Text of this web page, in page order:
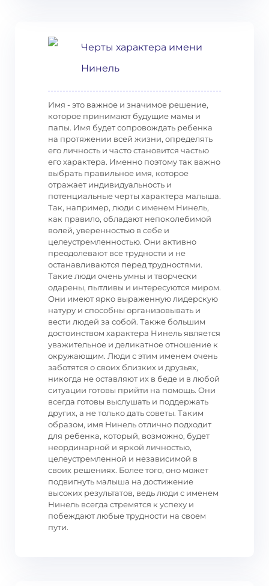
Черты характера имени
Нинель
Имя - это важное и значимое решение,
которое принимают будущие мамы и
папы. Имя будет сопровождать ребенка
на протяжении всей жизни, определять
его личность и часто становится частью
его характера. Именно поэтому так важно
выбрать правильное имя, которое
отражает индивидуальность и
потенциальные черты характера малыша.
Так, например, люди с именем Нинель,
как правило, обладают непоколебимой
волей, уверенностью в себе и
целеустремленностью. Они активно
преодолевают все трудности и не
останавливаются перед трудностями.
Такие люди очень умны и творчески
одарены, пытливы и интересуются миром.
Они имеют ярко выраженную лидерскую
натуру и способны организовывать и
вести людей за собой. Также большим
достоинством характера Нинель является
уважительное и деликатное отношение к
окружающим. Люди с этим именем очень
заботятся о своих близких и друзьях,
никогда не оставляют их в беде и в любой
ситуации готовы прийти на помощь. Они
всегда готовы выслушать и поддержать
других, а не только дать советы. Таким
образом, имя Нинель отлично подходит
для ребенка, который, возможно, будет
неординарной и яркой личностью,
целеустремленной и независимой в
своих решениях. Более того, оно может
подвигнуть малыша на достижение
высоких результатов, ведь люди с именем
Нинель всегда стремятся к успеху и
побеждают любые трудности на своем
пути.